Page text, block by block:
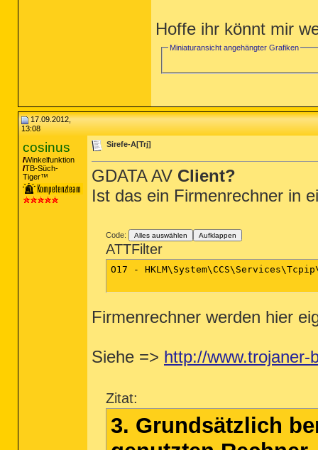
Hoffe ihr könnt mir
Miniaturansicht angehängter Grafiken
17.09.2012,
13:08
cosinus
Winkelfunktion
TB-Süch-
Tiger™
Sirefe-A[Trj]
GDATA AV Client?
Ist das ein Firmenrechner in
Code: Alles auswählen Aufklappen
ATTFilter
O17 -
Firmenrechner werden hier
Siehe => http://www.trojaner-
Zitat:
3. Grundsätzlich